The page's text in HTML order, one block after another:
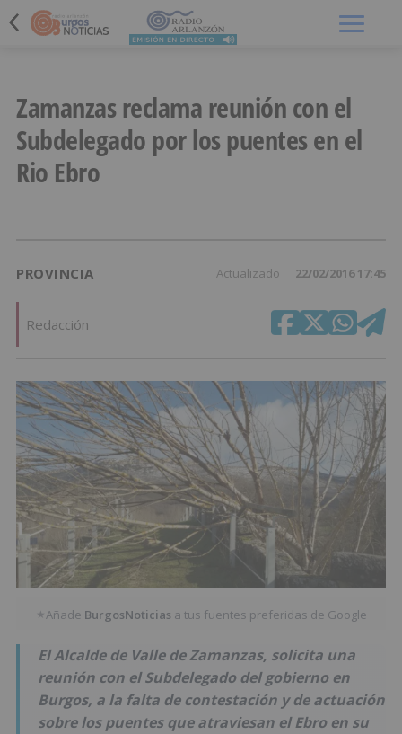
Zamanzas reclama reunión con el
Subdelegado por los puentes en el
Rio Ebro
PROVINCIA Actualizado 22/02/2016 17:45
Redacción
★Añade BurgosNoticias a tus fuentes preferidas de Google
El Alcalde de Valle de Zamanzas, solicita una
reunión con el Subdelegado del gobierno en
Burgos, a la falta de contestación y de actuación
sobre los puentes que atraviesan el Ebro en su